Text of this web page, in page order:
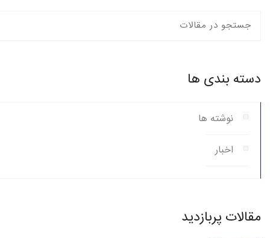
دسته بندی ها
نوشته ها
اخبار
مقالات پربازدید